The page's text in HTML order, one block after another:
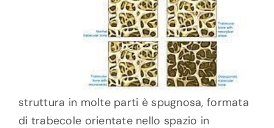
struttura in molte parti è spugnosa, formata
di trabecole orientate nello spazio in